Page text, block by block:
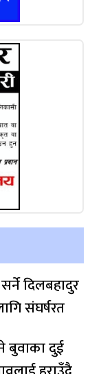
दिलबहादुर
संघर्षरत
बुवाका दुई